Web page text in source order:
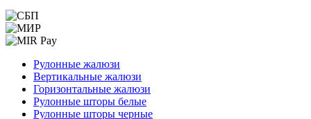
Рулонные жалюзи
Вертикальные жалюзи
Горизонтальные жалюзи
Рулонные шторы белые
Рулонные шторы черные